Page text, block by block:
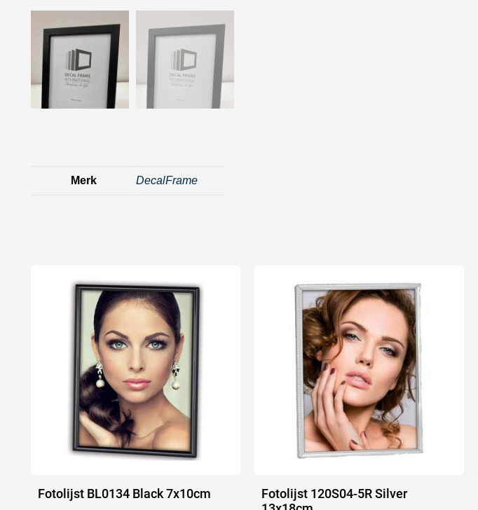
Merk DecalFrame
Fotolijst BL0134 Black 7x10cm
Fotolijst 120S04-5R Silver